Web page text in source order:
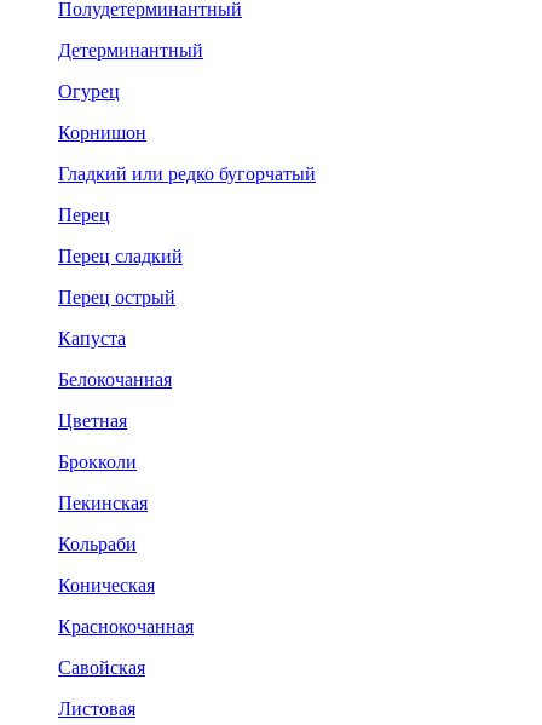
Полудетерминантный
Детерминантный
Огурец
Корнишон
Гладкий или редко бугорчатый
Перец
Перец сладкий
Перец острый
Капуста
Белокочанная
Цветная
Брокколи
Пекинская
Кольраби
Коническая
Краснокочанная
Савойская
Листовая